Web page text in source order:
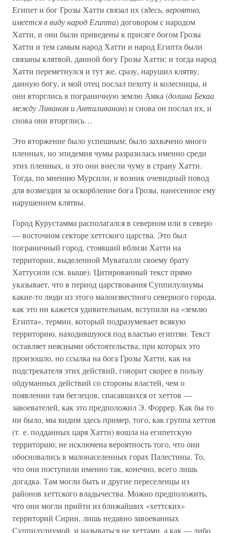
Египет и бог Грозы Хатти связал их (здесь, вероятно,
имеется в виду народ Египта) договором с народом
Хатти, и они были приведены к присяге богом Грозы
Хатти и тем самым народ Хатти и народ Египта были
связаны клятвой, данной богу Грозы Хатти; и тогда народ
Хатти переметнулся и тут же, сразу, нарушил клятву,
данную богу, и мой отец послал пехоту и колесницы, и
они вторглись в пограничную землю Амка (долина Бекаа
между Ливаном и Антиливаном) и снова он послал их, и
снова они вторглись…
Это вторжение было успешным; было захвачено много
пленных, но эпидемия чумы разразилась именно среди
этих пленных, и это они внесли чуму в страну Хатти.
Тогда, по мнению Мурсили, и возник очевидный повод
для возмездия за оскорбление бога Грозы, нанесенное ему
нарушением клятвы.
Город Курустамма располагался в северном или в северо
— восточном секторе хеттского царства. Это был
пограничный город, стоявший вблизи Хатти на
территории, выделенной Муваталли своему брату
Хаттусили (см. выше). Цитированный текст прямо
указывает, что в период царствования Суппилулиумы
какие-то люди из этого малоизвестного северного города,
как это ни кажется удивительным, вступили на «землю
Египта», термин, который подразумевает всякую
территорию, находившуюся под властью египтян. Текст
оставляет неясными обстоятельства, при которых это
произошло, но ссылка на бога Грозы Хатти, как на
подстрекателя этих действий, говорит скорее в пользу
обдуманных действий со стороны властей, чем о
появлении там беглецов, спасавшихся от хеттов —
завоевателей, как это предположил Э. Форрер. Как бы то
ни было, мы видим здесь пример, того, как группа хеттов
(т. е. подданных царя Хатти) вошла на египетскую
территорию; не исключена вероятность того, что они
обосновались в малонаселенных горах Палестины. То,
что они поступили именно так, конечно, всего лишь
догадка. Там могли быть и другие переселенцы из
районов хеттского владычества. Можно предположить,
что они могли прийти из ближайших «хеттских»
территорий Сирии, лишь недавно завоеванных
Суппилулиумой, и называться не хеттами, а как — либо